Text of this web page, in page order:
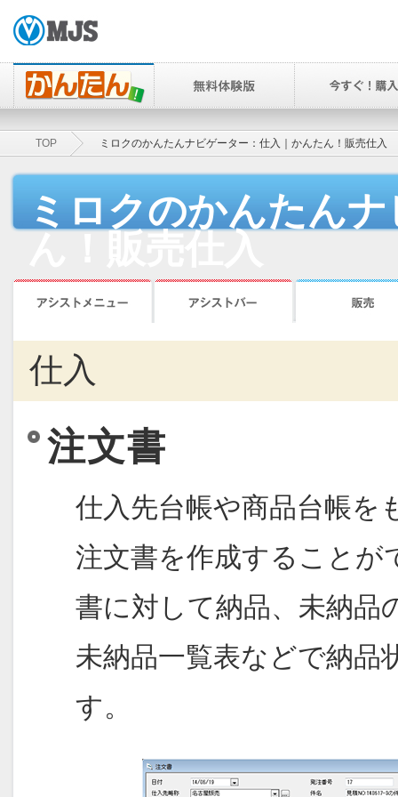
TOP ミロクのかんたんナビゲーター：仕入｜かんたん！販売仕入
ミロクのかんたん
仕入
注文書
仕入先台帳や商品台帳を
注文書を作成することが
書に対して納品、未納品
未納品一覧表などで納品
す。